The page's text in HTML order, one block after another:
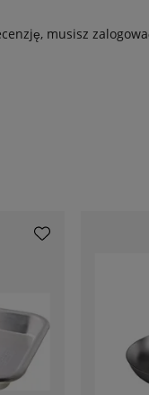
musisz